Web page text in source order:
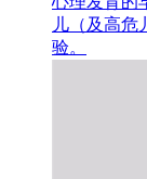
儿（及高危
验。